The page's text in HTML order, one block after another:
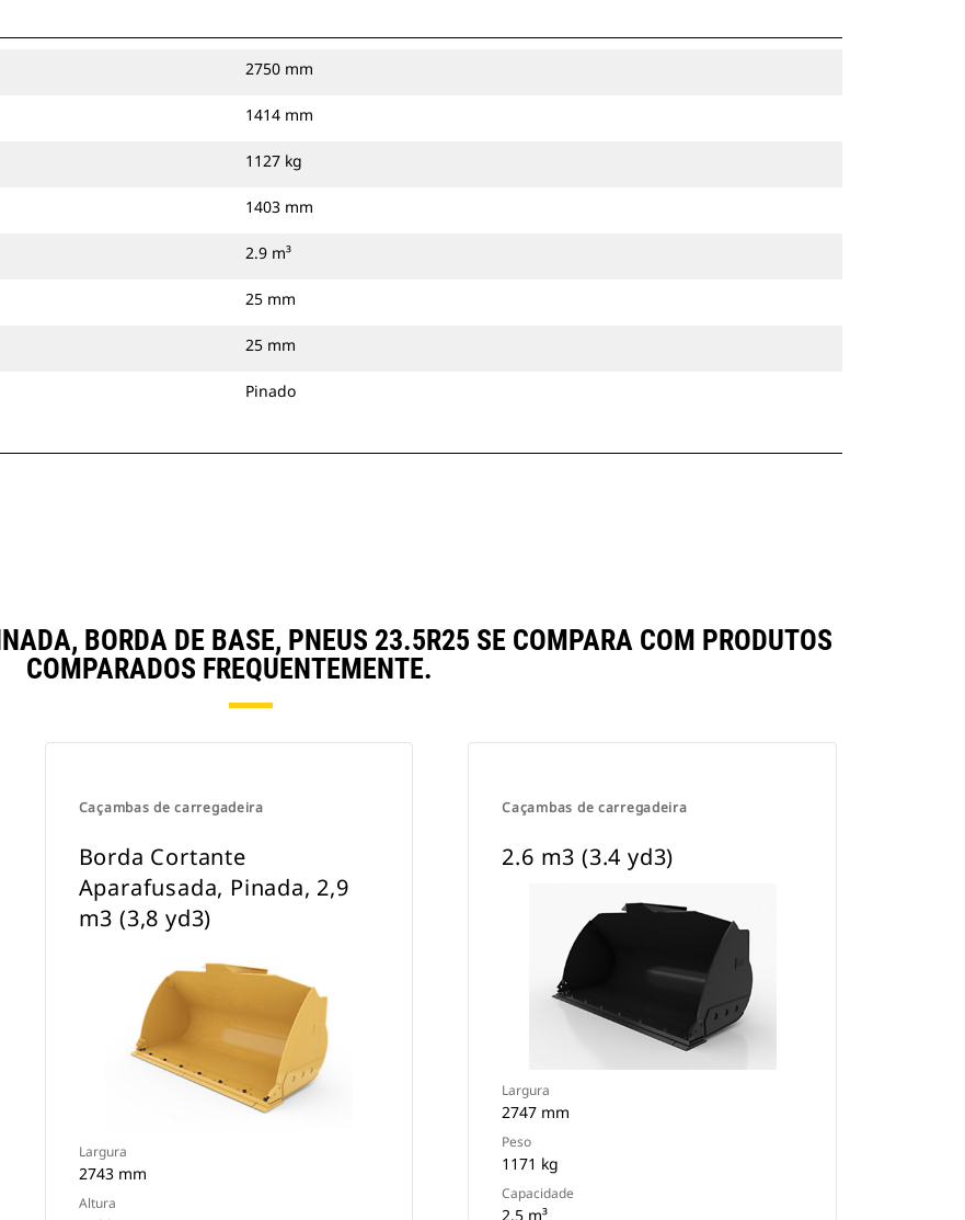
2750 mm
1414 mm
1127 kg
1403 mm
2.9 m³
25 mm
25 mm
Pinado
BORDA DE BASE, PNEUS 23.5R25 SE COMPARA COM PRODUTOS
COMPARADOS FREQUENTEMENTE.
Caçambas de carregadeira
Borda Cortante
Aparafusada, Pinada, 2,9
m3 (3,8 yd3)
Largura
2743 mm
Altura
Caçambas de carregadeira
2.6 m3 (3.4 yd3)
Largura
2747 mm
Peso
1171 kg
Capacidade
2.5 m³